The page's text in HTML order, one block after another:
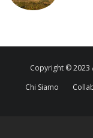
Copyright © 2023
Chi Siamo